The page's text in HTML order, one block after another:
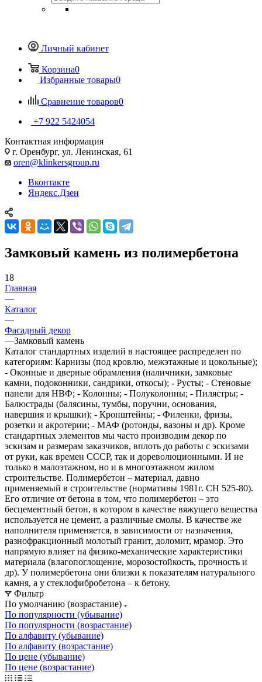
Личный кабинет
Корзина0
Избранные товары0
Сравнение товаров0
+7 922 5424054
Контактная информация
г. Оренбург, ул. Ленинская, 61
oren@klinkersgroup.ru
Вконтакте
Яндекс.Дзен
Замковый камень из полимербетона
18
Главная
—
Каталог
—
Фасадный декор
—Замковый камень
Каталог стандартных изделий в настоящее распределен по
категориям: Карнизы (под кровлю, межэтажные и цокольные);
- Оконные и дверные обрамления (наличники, замковые
камни, подоконники, сандрики, откосы); - Русты; - Стеновые
панели для НВФ; - Колонны; - Полуколонны; - Пилястры; -
Балюстрады (балясины, тумбы, поручни, основания,
навершия и крышки); - Кронштейны; - Филенки, фризы,
розетки и акротерии; - МАФ (ротонды, вазоны и др). Кроме
стандартных элементов мы часто производим декор по
эскизам и размерам заказчиков, вплоть до работы с эскизами
от руки, как времен СССР, так и дореволюционными. И не
только в малоэтажном, но и в многоэтажном жилом
строительстве. Полимербетон – материал, давно
применяемый в строительстве (нормативы 1981г. СН 525-80).
Его отличие от бетона в том, что полимербетон – это
бесцементный бетон, в котором в качестве вяжущего вещества
используется не цемент, а различные смолы. В качестве же
наполнителя применяется, в зависимости от назначения,
разнофракционный молотый гранит, доломит, мрамор. Это
напрямую влияет на физико-механические характеристики
материала (влагопоглощение, морозостойкость, прочность и
др). У полимербетона они близки к показателям натурального
камня, а у стеклофибробетона – к бетону.
Фильтр
По умолчанию (возрастание)
По популярности (убывание)
По популярности (возрастание)
По алфавиту (убывание)
По алфавиту (возрастание)
По цене (убывание)
По цене (возрастание)